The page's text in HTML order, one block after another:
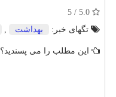
تگهای خبر:
بهداشت
این مطلب را می پسندید؟